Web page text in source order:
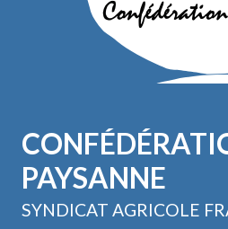
PAYSANNE
SYNDICAT AGRICOLE